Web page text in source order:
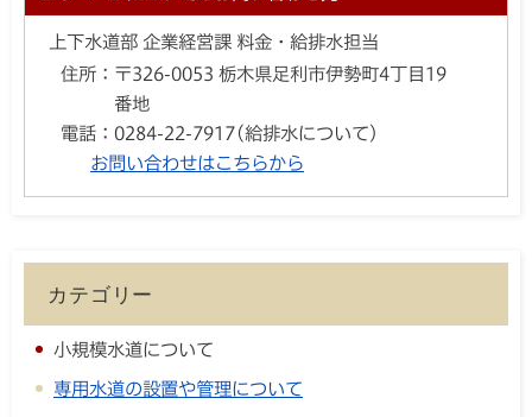
上下水道部 企業経営課 料金・給排水担当
住所： 〒326-0053 栃木県足利市伊勢町4丁目19
番地
電話： 0284-22-7917(給排水について)
お問い合わせはこちらから
カテゴリー
小規模水道について
専用水道の設置や管理について